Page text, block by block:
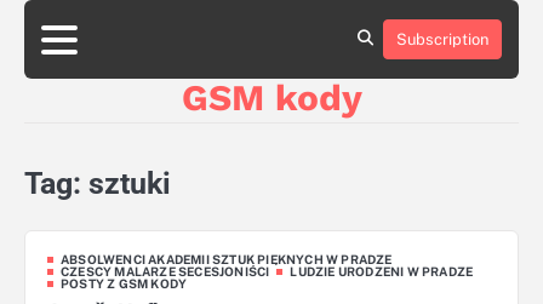
Skip
content
aluminumboatplans.com
dobra-
ujednoznaczniające
aluminumboatplans.com
dobra-
ujednoznaczniające
Kontakt
Kontakt
Subscription
GSM kody
Tag: sztuki
ABSOLWENCI AKADEMII SZTUK PIĘKNYCH W PRADZE
CZESCY MALARZE SECESJONIŚCI
LUDZIE URODZENI W PRADZE
POSTY Z GSM KODY